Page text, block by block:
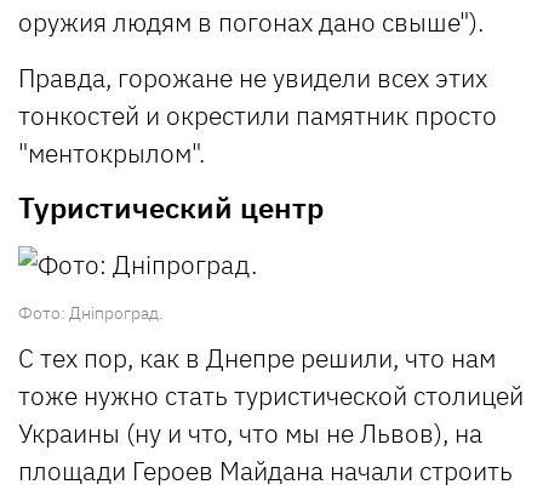
оружия людям в погонах дано свыше").
Правда, горожане не увидели всех этих
тонкостей и окрестили памятник просто
"ментокрылом".
Туристический центр
Фото: Дніпроград.
С тех пор, как в Днепре решили, что нам
тоже нужно стать туристической столицей
Украины (ну и что, что мы не Львов), на
площади Героев Майдана начали строить